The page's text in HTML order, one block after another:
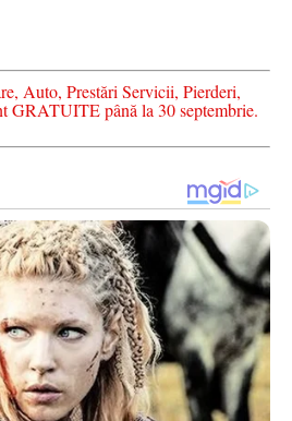
Auto, Prestări Servicii, Pierderi,
GRATUITE până la 30 septembrie.